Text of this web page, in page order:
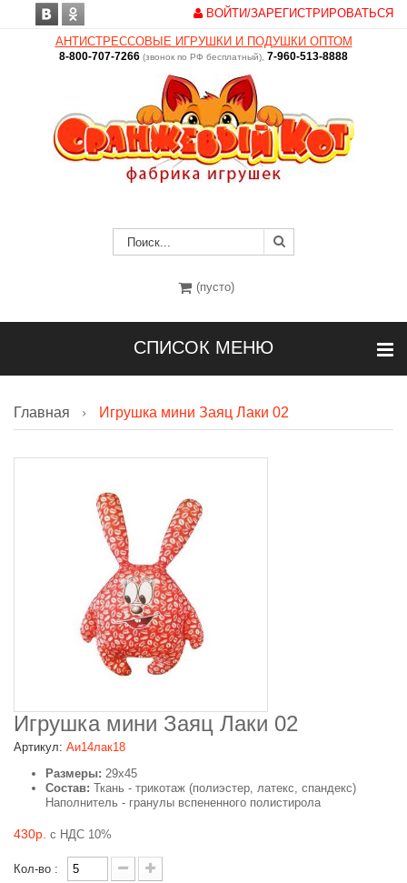
ВОЙТИ/ЗАРЕГИСТРИРОВАТЬСЯ
АНТИСТРЕССОВЫЕ ИГРУШКИ И ПОДУШКИ ОПТОМ
8-800-707-7266 (звонок по РФ бесплатный), 7-960-513-8888
(пусто)
СПИСОК МЕНЮ
Главная Игрушка мини Заяц Лаки 02
Игрушка мини Заяц Лаки 02
Артикул: Аи14лак18
Размеры: 29х45
Состав: Ткань - трикотаж (полиэстер, латекс, спандекс)
Наполнитель - гранулы вспененного полистирола
430р. с НДС 10%
Кол-во :